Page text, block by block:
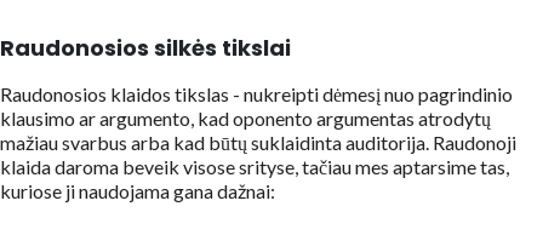
Raudonosios silkės tikslai
Raudonosios klaidos tikslas - nukreipti dėmesį nuo pagrindinio
klausimo ar argumento, kad oponento argumentas atrodytų
mažiau svarbus arba kad būtų suklaidinta auditorija. Raudonoji
klaida daroma beveik visose srityse, tačiau mes aptarsime tas,
kuriose ji naudojama gana dažnai: